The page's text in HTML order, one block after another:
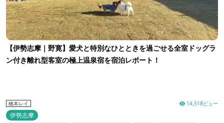
【伊勢志摩｜野寛】愛犬と特別なひとときを過ごせる全室ドッグラ
ン付き離れ型客室の極上温泉宿を宿泊レポート！
橋本レイ 14,518ビュー
伊勢志摩